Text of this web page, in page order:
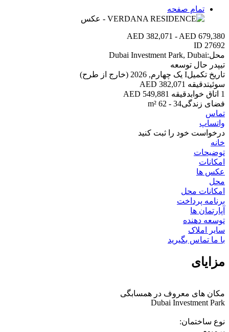
تمام صفحه
AED 382,071 - AED 679,380
ID 27692
محل:Dubai Investment Park, Dubai
تیپدر حال توسعه
تاریخ تکمیلI یک چهارم, 2026 (خارج از طرح)
سوئیتدقیقه 382,071 AED
1 اتاق خواب
دقیقه 549,881 AED
فضای زندگی34 - 62 m²
تماس
واتساپ
درخواست خود را ثبت کنید
خانه
توضیحات
امکانات
عکس ها
محل
امکانات محل
برنامه پرداخت
آپارتمان ها
توسعه دهنده
سایر املاک
با ما تماس بگیرید
مزایای
مکان های معروف در همسابگی
Dubai Investment Park
نوع ساختمان: